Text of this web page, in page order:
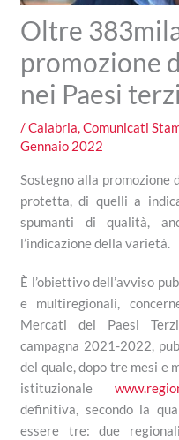
Oltre
promozione
nei Paesi terzi
/Calabria,Comunicati
Gennaio 2022
Sostegno alla promozione
protetta, di quelli a
spumanti di qualità,
l’indicazione della varietà.
È l’obiettivo dell’avviso
e multiregionali,
Mercati dei Paesi
campagna 2021-2022,
del quale, dopo tre mesi e
istituzionale
definitiva, secondo la
essere tre: due